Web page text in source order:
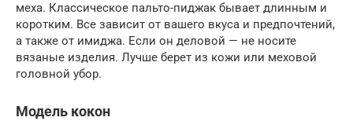
меха. Классическое пальто-пиджак бывает длинным и
коротким. Все зависит от вашего вкуса и предпочтений,
а также от имиджа. Если он деловой — не носите
вязаные изделия. Лучше берет из кожи или меховой
головной убор.
Модель кокон